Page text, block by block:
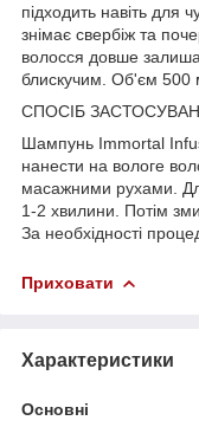
підходить навіть для
знімає свербіж та
волосся довше
блискучим. Об'єм 500
СПОСІБ
Шампунь Immortal
нанести на вологе
масажними рухами.
1-2 хвилини. Потім
За необхідності
Приховати
Характеристики
Основні